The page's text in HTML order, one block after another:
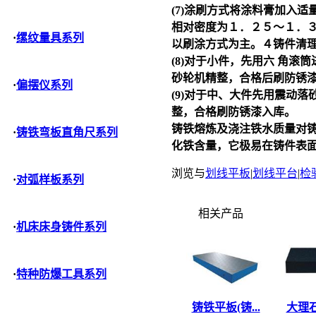
·缧纹量具系列
·偏摆仪系列
·铸铁弯板直角尺系列
·对弧样板系列
·机床床身铸件系列
·特种防爆工具系列
(7)涂刷方式将涂料膏加入适
相对密度为１．２５～１．
以刷涂方式为主。４铸件清
(8)对于小件，先用六 角滚
砂轮机精整，合格后刷防锈
(9)对于中、大件先用震动落
整，合格刷防锈漆入库。
铸铁熔炼及浇注铁水质量对
化铁含量，它极易在铸件表
浏览与划线平板|划线平台|检
相关产品
铸铁平板(铸... 大理